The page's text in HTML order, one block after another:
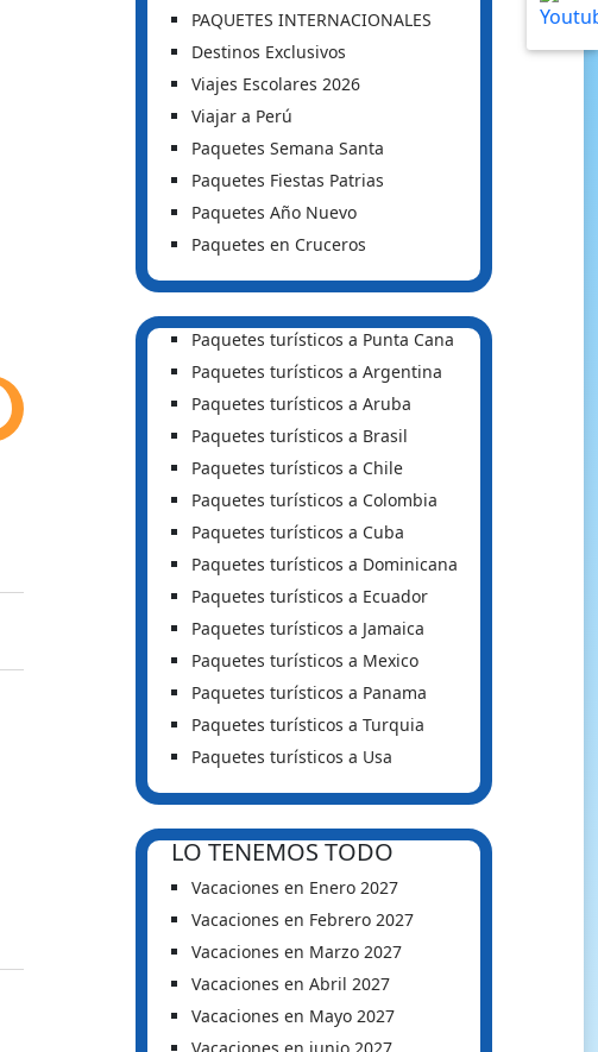
PAQUETES INTERNACIONALES
Destinos Exclusivos
Viajes Escolares 2026
Viajar a Perú
Paquetes Semana Santa
Paquetes Fiestas Patrias
Paquetes Año Nuevo
Paquetes en Cruceros
Paquetes turísticos a Punta Cana
Paquetes turísticos a Argentina
Paquetes turísticos a Aruba
Paquetes turísticos a Brasil
Paquetes turísticos a Chile
Paquetes turísticos a Colombia
Paquetes turísticos a Cuba
Paquetes turísticos a Dominicana
Paquetes turísticos a Ecuador
Paquetes turísticos a Jamaica
Paquetes turísticos a Mexico
Paquetes turísticos a Panama
Paquetes turísticos a Turquia
Paquetes turísticos a Usa
LO TENEMOS TODO
Vacaciones en Enero 2027
Vacaciones en Febrero 2027
Vacaciones en Marzo 2027
Vacaciones en Abril 2027
Vacaciones en Mayo 2027